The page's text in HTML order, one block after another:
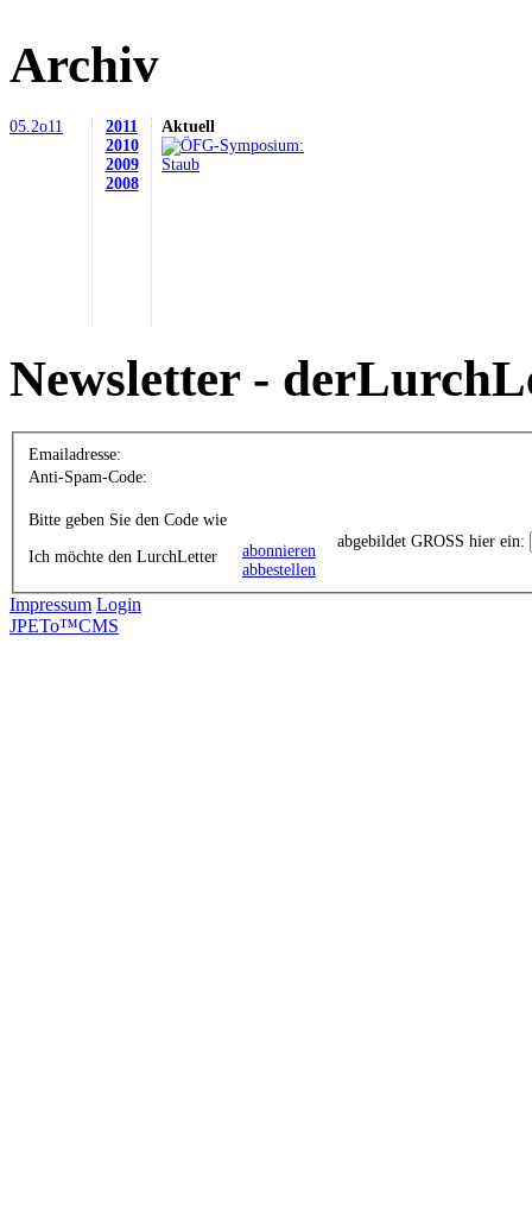
Archiv
05.2o11
2011
2010
2009
2008
Aktuell
Newsletter -
Emailadresse:
Anti-Spam-Code:
Bitte geben Sie den Code wie
abgebildet GROSS hier ein:
Ich möchte den LurchLetter
abonnieren
abbestellen
Impressum Login
JPETo™CMS